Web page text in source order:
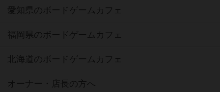
愛知県のボードゲームカフェ
福岡県のボードゲームカフェ
北海道のボードゲームカフェ
オーナー・店長の方へ